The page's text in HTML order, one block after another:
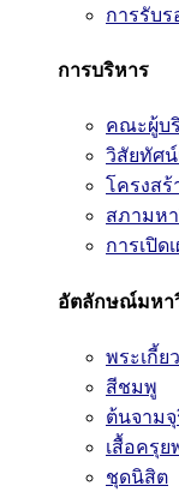
การรับ
การบริหาร
คณะผู้บ
วิสัยทัศ
โครงสร้
สภามห
การเปิด
อัตลักษณ์มหา
พระเกี้ยว
สีชมพู
ต้นจามจุ
เสื้อครุ
ชุดนิสิต